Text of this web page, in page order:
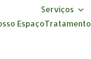
Serviços
Espaço
Tratamento